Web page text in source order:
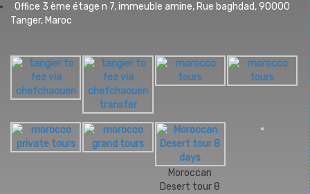
Office 3 ème étage n 7, immeuble amine, Rue baghdad, 90000
Tanger, Maroc
Moroccan
Desert tour 8